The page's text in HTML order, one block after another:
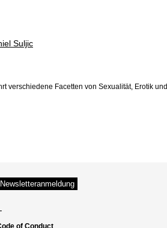
Suljic
verschiedene Facetten von Sexualität, Erotik und
of Conduct